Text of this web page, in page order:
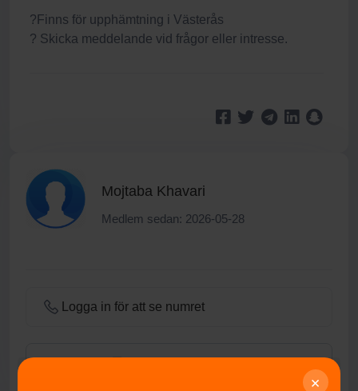
?Finns för upphämtning i Västerås
? Skicka meddelande vid frågor eller intresse.
Mojtaba Khavari
Medlem sedan: 2026-05-28
Logga in för att se numret
×